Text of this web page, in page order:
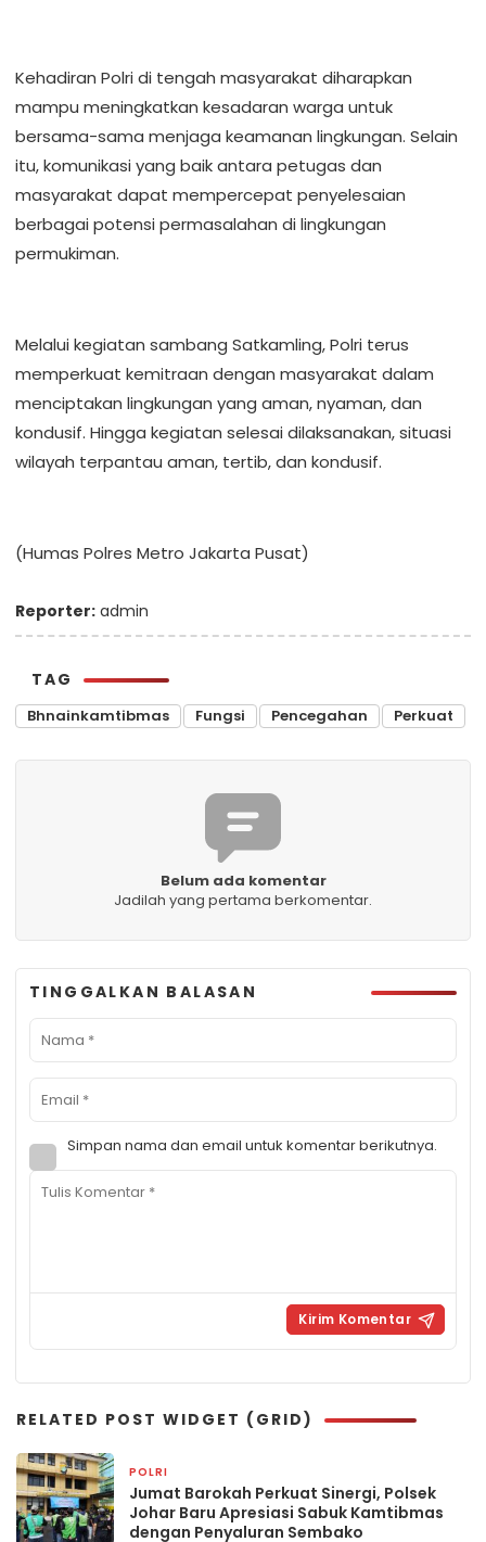
Kehadiran Polri di tengah masyarakat diharapkan
mampu meningkatkan kesadaran warga untuk
bersama-sama menjaga keamanan lingkungan. Selain
itu, komunikasi yang baik antara petugas dan
masyarakat dapat mempercepat penyelesaian
berbagai potensi permasalahan di lingkungan
permukiman.
Melalui kegiatan sambang Satkamling, Polri terus
memperkuat kemitraan dengan masyarakat dalam
menciptakan lingkungan yang aman, nyaman, dan
kondusif. Hingga kegiatan selesai dilaksanakan, situasi
wilayah terpantau aman, tertib, dan kondusif.
(Humas Polres Metro Jakarta Pusat)
Reporter: admin
TAG
Bhnainkamtibmas Fungsi Pencegahan Perkuat
Belum ada komentar
Jadilah yang pertama berkomentar.
TINGGALKAN BALASAN
Simpan nama dan email untuk komentar berikutnya.
RELATED POST WIDGET (GRID)
POLRI
Jumat Barokah Perkuat Sinergi, Polsek
Johar Baru Apresiasi Sabuk Kamtibmas
dengan Penyaluran Sembako